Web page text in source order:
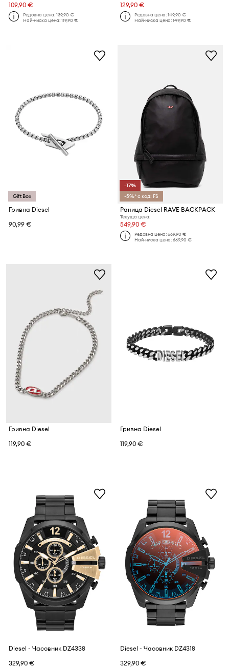
109,90 €
Редовна цена:139,90 €
Най-ниска цена:119,90 €
129,90 €
Редовна цена:149,90 €
Най-ниска цена:149,90 €
Gift Box
Гривна Diesel
90,99 €
-17%
-5%* с код: FS
Раница Diesel RAVE BACKPACK
Текуща цена:
549,90 €
Редовна цена:669,90 €
Най-ниска цена:669,90 €
Гривна Diesel
119,90 €
Гривна Diesel
119,90 €
Diesel - Часовник DZ4338
329,90 €
Diesel - Часовник DZ4318
329,90 €